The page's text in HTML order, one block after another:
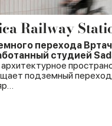
Railway
перехода
студией
архитектурное
подземный